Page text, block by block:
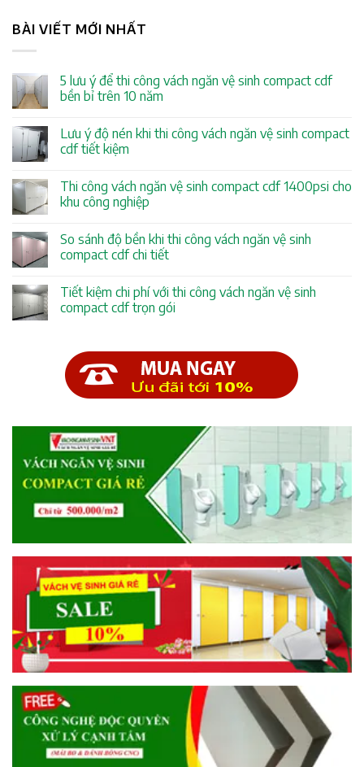
BÀI VIẾT MỚI NHẤT
5 lưu ý để thi công vách ngăn vệ sinh compact cdf
bền bỉ trên 10 năm
Lưu ý độ nén khi thi công vách ngăn vệ sinh compact
cdf tiết kiệm
Thi công vách ngăn vệ sinh compact cdf 1400psi cho
khu công nghiệp
So sánh độ bền khi thi công vách ngăn vệ sinh
compact cdf chi tiết
Tiết kiệm chi phí với thi công vách ngăn vệ sinh
compact cdf trọn gói